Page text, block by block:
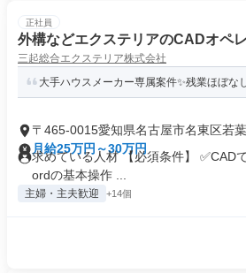
正社員
外構などエクステリアのCADオペ
三起総合エクステリア株式会社
大手ハウスメーカー専属案件✨残業ほぼな
〒465-0015愛知県名古屋市名東区若
月給25万円～30万円
求めている人材 【必須条件】 ✅CAD
ordの基本操作 ...
主婦・主夫歓迎 +14個